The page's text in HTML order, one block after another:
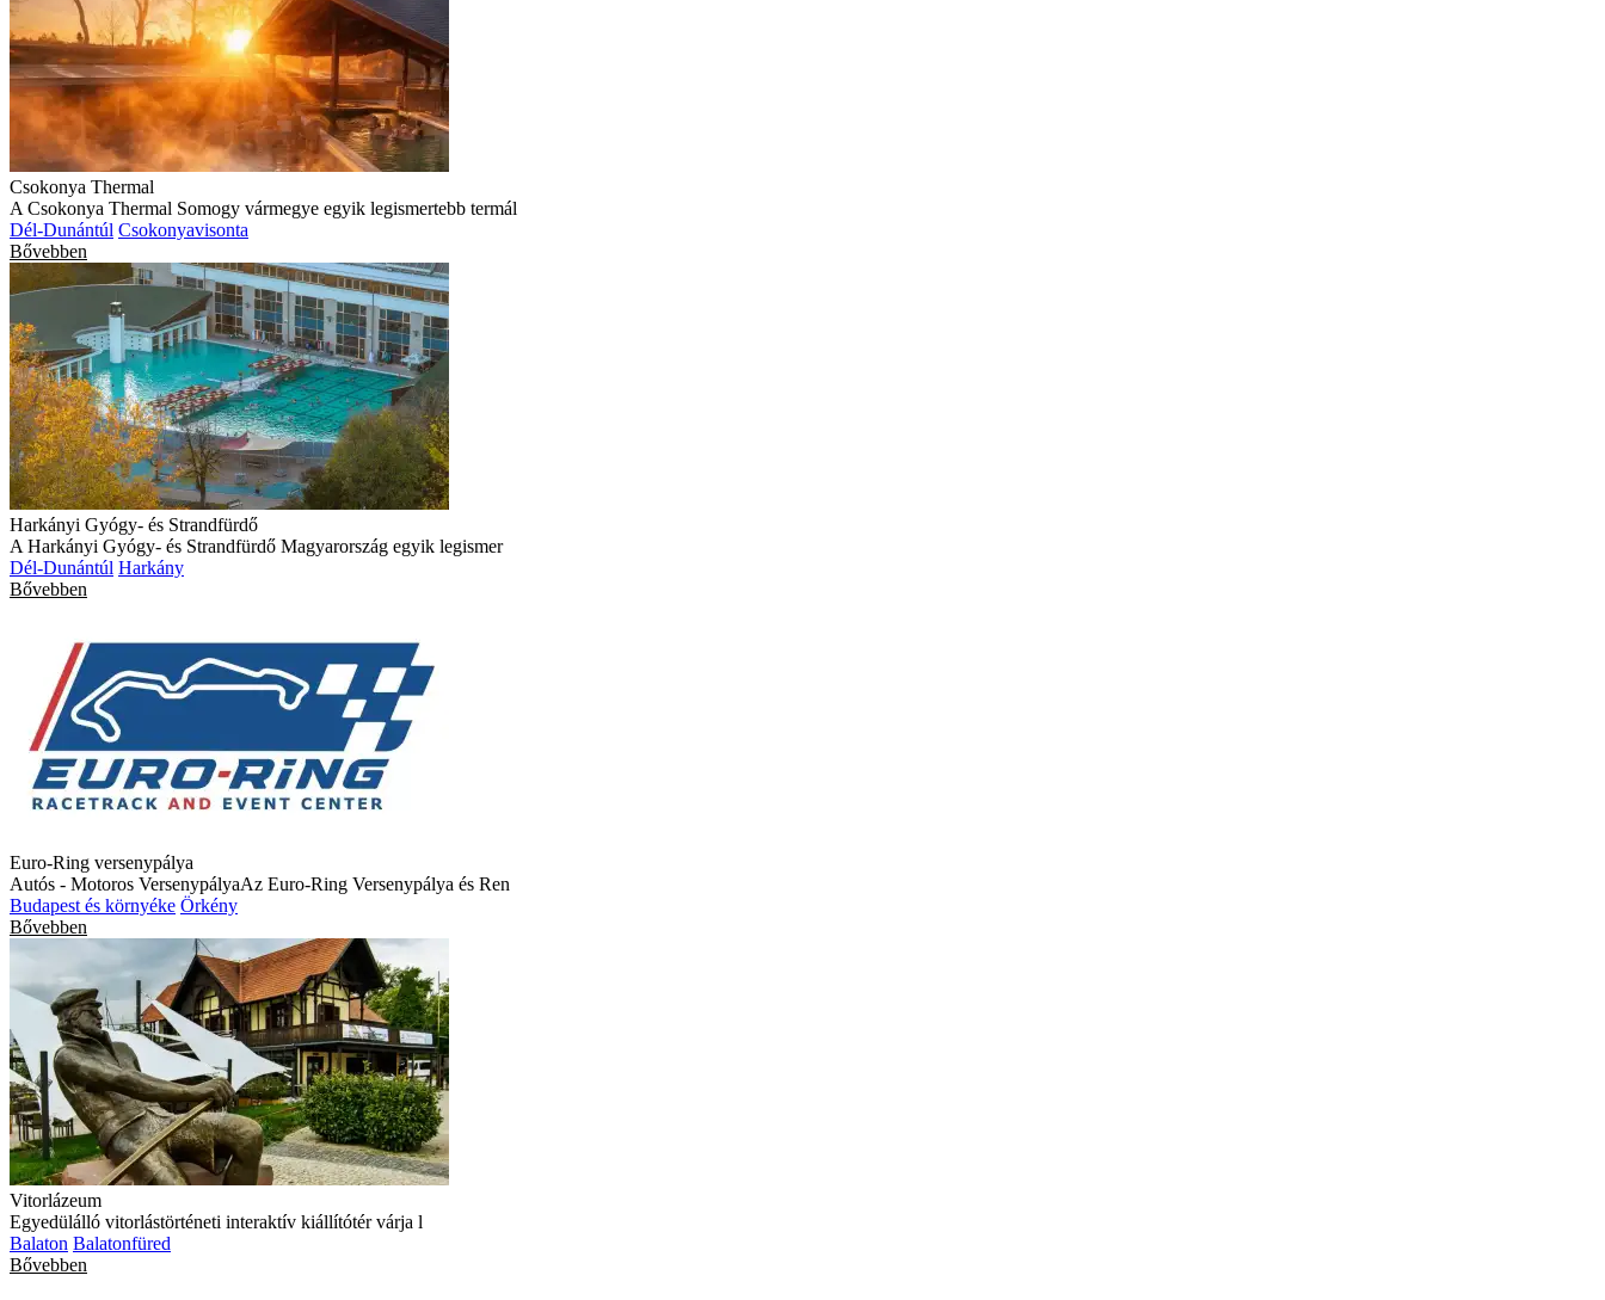
Csokonya Thermal
A Csokonya Thermal Somogy vármegye egyik legismertebb termál
Dél-Dunántúl Csokonyavisonta
Bővebben
Harkányi Gyógy- és Strandfürdő
A Harkányi Gyógy- és Strandfürdő Magyarország egyik legismer
Dél-Dunántúl Harkány
Bővebben
Euro-Ring versenypálya
Autós - Motoros VersenypályaAz Euro-Ring Versenypálya és Ren
Budapest és környéke Örkény
Bővebben
Vitorlázeum
Egyedülálló vitorlástörténeti interaktív kiállítótér várja l
Balaton Balatonfüred
Bővebben